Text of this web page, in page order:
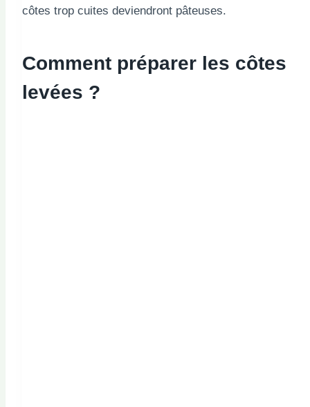
côtes trop cuites deviendront pâteuses.
Comment préparer les côtes
levées ?